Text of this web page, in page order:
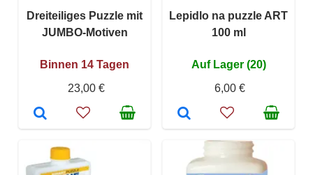
Dreiteiliges Puzzle mit
JUMBO-Motiven
Binnen 14 Tagen
23,00 €
Lepidlo na puzzle ART
100 ml
Auf Lager (20)
6,00 €